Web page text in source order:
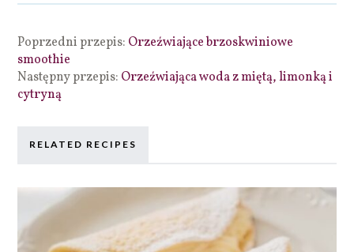
Poprzedni przepis: Orzeźwiające brzoskwiniowe
smoothie
Następny przepis: Orzeźwiająca woda z miętą, limonką i
cytryną
RELATED RECIPES